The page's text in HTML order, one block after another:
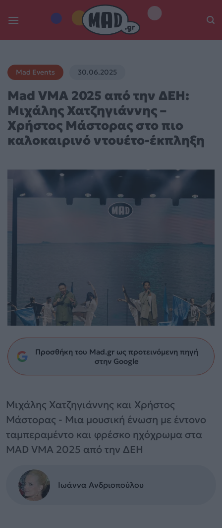
Mad Events 30.06.2025
Mad VMA 2025 από την ΔΕΗ:
Μιχάλης Χατζηγιάννης –
Χρήστος Μάστορας στο πιο
καλοκαιρινό ντουέτο-έκπληξη
Προσθήκη του Mad.gr ως προτεινόμενη πηγή
στην Google
Μιχάλης Χατζηγιάννης και Χρήστος
Μάστορας - Μια μουσική ένωση με έντονο
ταμπεραμέντο και φρέσκο ηχόχρωμα στα
MAD VMA 2025 από την ΔΕΗ
Ιωάννα Ανδριοπούλου